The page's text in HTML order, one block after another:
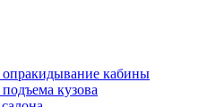
опракидывание кабины
кузова